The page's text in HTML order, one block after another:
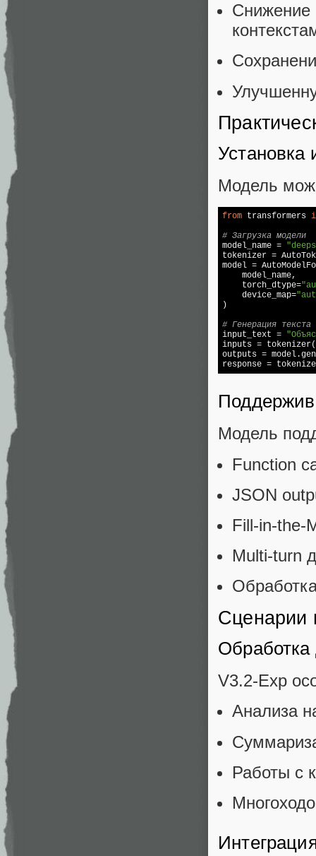
Установка
Модель
from transformers
# Загрузка модели
model_name =
tokenizer =
model =
    model_name,
    torch_dtype=
    device_map=
)
# Генерация текста
input_text =
inputs =
outputs =
response =
Модель
Function
JSON
Fill-in-the-
Multi-turn
Сценарии
V3.2-Exp
Анализа
Работы с